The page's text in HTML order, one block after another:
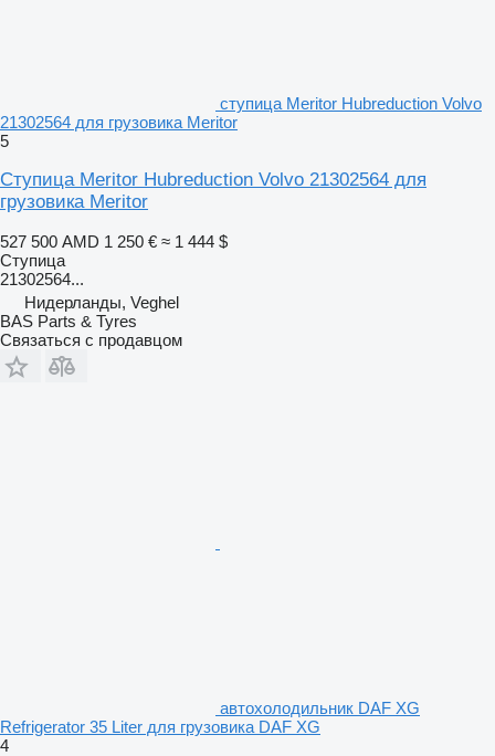
ступица Meritor Hubreduction Volvo
21302564 для грузовика Meritor
5
Ступица Meritor Hubreduction Volvo 21302564 для
грузовика Meritor
527 500 AMD 1 250 € ≈ 1 444 $
Ступица
21302564...
Нидерланды, Veghel
BAS Parts & Tyres
Связаться с продавцом
автохолодильник DAF XG
Refrigerator 35 Liter для грузовика DAF XG
4